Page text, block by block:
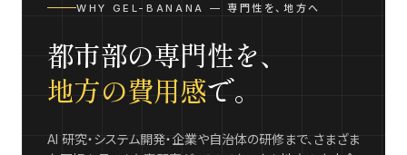
WHY GEL-BANANA — 専門性を、地方へ
都市部の専門性を、
地方の費用感で。
AI 研究・システム開発・企業や自治体の研修まで、さまざま